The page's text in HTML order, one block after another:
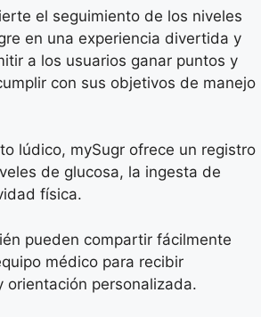
el seguimiento de los niveles
en una experiencia divertida y
a los usuarios ganar puntos y
con sus objetivos de manejo
lúdico, mySugr ofrece un registro
de glucosa, la ingesta de
física.
pueden compartir fácilmente
médico para recibir
orientación personalizada.